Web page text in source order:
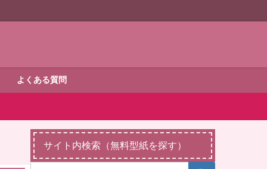
よくある質問
サイト内検索（無料型紙を探す）